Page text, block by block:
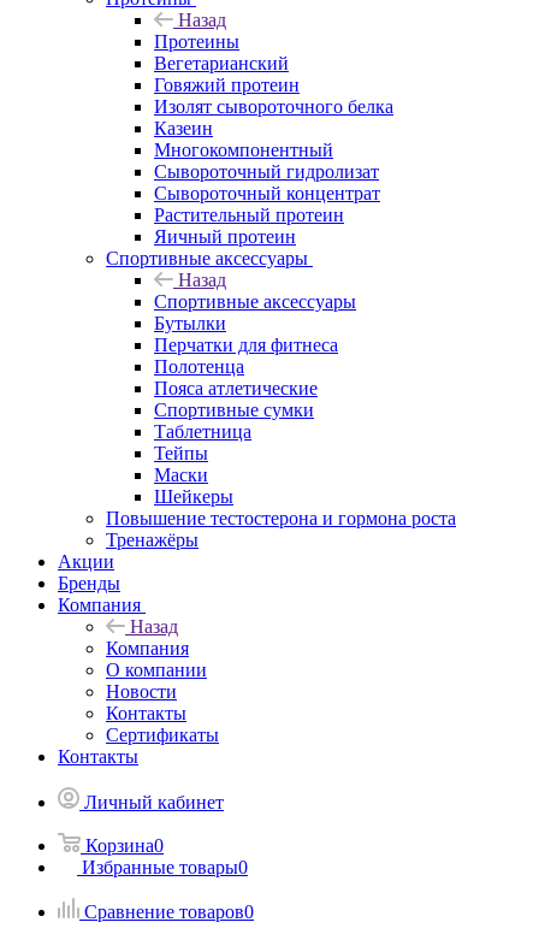
Назад
Протеины
Вегетарианский
Говяжий протеин
Изолят сывороточного белка
Казеин
Многокомпонентный
Сывороточный гидролизат
Сывороточный концентрат
Растительный протеин
Яичный протеин
Спортивные аксессуары
Назад
Спортивные аксессуары
Бутылки
Перчатки для фитнеса
Полотенца
Пояса атлетические
Спортивные сумки
Таблетница
Тейпы
Маски
Шейкеры
Повышение тестостерона и гормона роста
Тренажёры
Акции
Бренды
Компания
Назад
Компания
О компании
Новости
Контакты
Сертификаты
Контакты
Личный кабинет
Корзина0
Избранные товары0
Сравнение товаров0